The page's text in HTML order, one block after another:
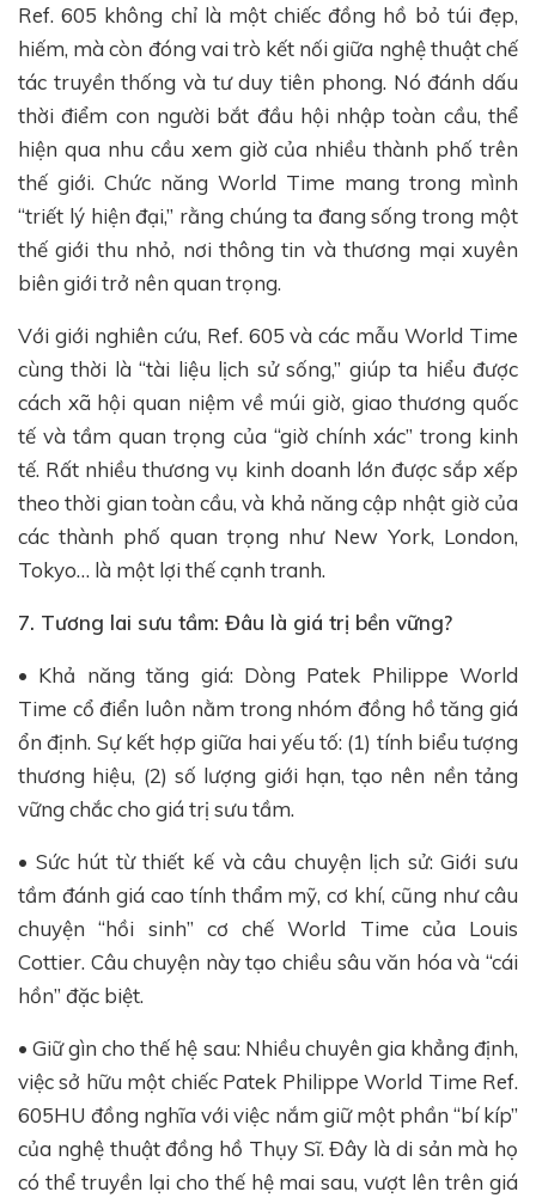
Ref. 605 không chỉ là một chiếc đồng hồ bỏ túi đẹp,
hiếm, mà còn đóng vai trò kết nối giữa nghệ thuật chế
tác truyền thống và tư duy tiên phong. Nó đánh dấu
thời điểm con người bắt đầu hội nhập toàn cầu, thể
hiện qua nhu cầu xem giờ của nhiều thành phố trên
thế giới. Chức năng World Time mang trong mình
“triết lý hiện đại,” rằng chúng ta đang sống trong một
thế giới thu nhỏ, nơi thông tin và thương mại xuyên
biên giới trở nên quan trọng.
Với giới nghiên cứu, Ref. 605 và các mẫu World Time
cùng thời là “tài liệu lịch sử sống,” giúp ta hiểu được
cách xã hội quan niệm về múi giờ, giao thương quốc
tế và tầm quan trọng của “giờ chính xác” trong kinh
tế. Rất nhiều thương vụ kinh doanh lớn được sắp xếp
theo thời gian toàn cầu, và khả năng cập nhật giờ của
các thành phố quan trọng như New York, London,
Tokyo… là một lợi thế cạnh tranh.
7. Tương lai sưu tầm: Đâu là giá trị bền vững?
• Khả năng tăng giá: Dòng Patek Philippe World
Time cổ điển luôn nằm trong nhóm đồng hồ tăng giá
ổn định. Sự kết hợp giữa hai yếu tố: (1) tính biểu tượng
thương hiệu, (2) số lượng giới hạn, tạo nên nền tảng
vững chắc cho giá trị sưu tầm.
• Sức hút từ thiết kế và câu chuyện lịch sử: Giới sưu
tầm đánh giá cao tính thẩm mỹ, cơ khí, cũng như câu
chuyện “hồi sinh” cơ chế World Time của Louis
Cottier. Câu chuyện này tạo chiều sâu văn hóa và “cái
hồn” đặc biệt.
• Giữ gìn cho thế hệ sau: Nhiều chuyên gia khẳng định,
việc sở hữu một chiếc Patek Philippe World Time Ref.
605HU đồng nghĩa với việc nắm giữ một phần “bí kíp”
của nghệ thuật đồng hồ Thụy Sĩ. Đây là di sản mà họ
có thể truyền lại cho thế hệ mai sau, vượt lên trên giá